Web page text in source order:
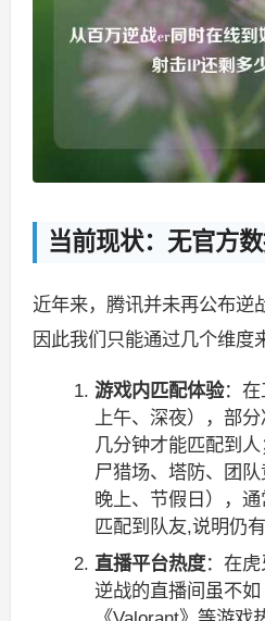
当前现状：无官方
近年来，腾讯并未再公布逆
因此我们只能通过几个维度
游戏内匹配体验：在
上午、深夜），部
几分钟才能匹配到
尸猎场、塔防、团
晚上、节假日），
匹配到队友,说明仍
直播平台热度：在
逆战的直播间虽不如